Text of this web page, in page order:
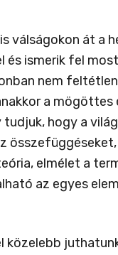
válságokon át a
és ismerik fel
nem
a mögöttes
hogy a világ
elmélet a
az egyes